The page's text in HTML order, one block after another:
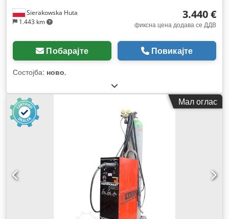
Sierakowska Huta
1.443 km
3.440 €
фиксна цена додава се ДДВ
Побарајте Повикајте
Состојба: ново,
Мал оглас